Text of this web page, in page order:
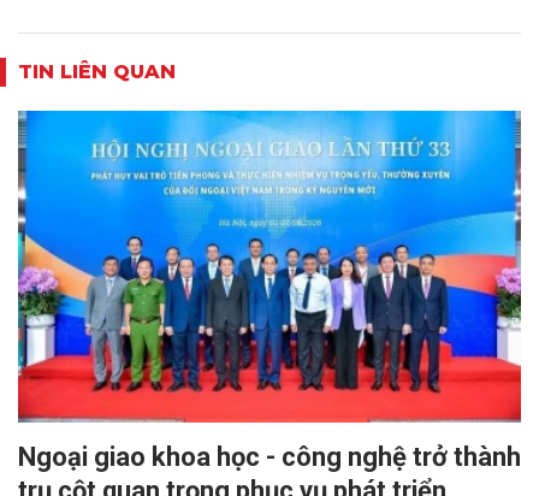
TIN LIÊN QUAN
Ngoại giao khoa học - công nghệ trở thành